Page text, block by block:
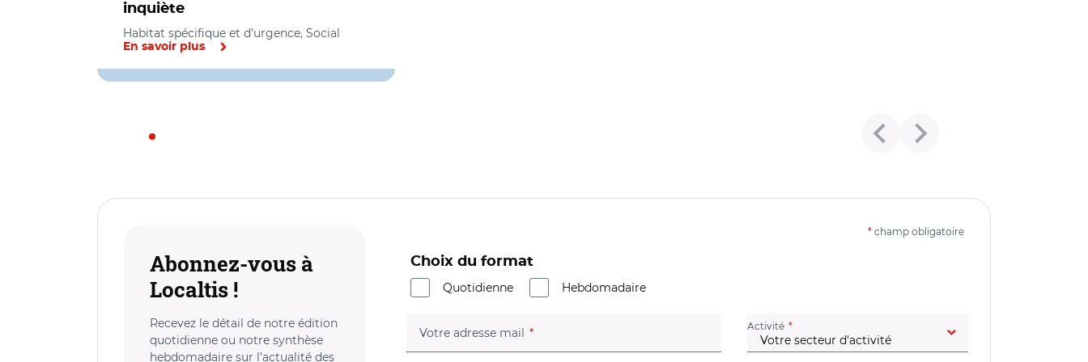
inquiète
Habitat spécifique et d'urgence, Social
En savoir plus
Abonnez-vous à
Localtis !
Recevez le détail de notre édition
quotidienne ou notre synthèse
hebdomadaire sur l’actualité des
* champ obligatoire
Choix du format
Quotidienne
Hebdomadaire
Votre adresse mail (champ obligatoire) Activité (champ obligatoire)